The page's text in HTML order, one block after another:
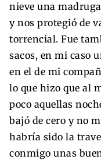
nieve una
y nos protegió de
torrencial. Fue
sacos, en mi caso
en el de mi
lo que hizo que al
poco aquellas
bajó de cero y no
habría sido la
conmigo unas